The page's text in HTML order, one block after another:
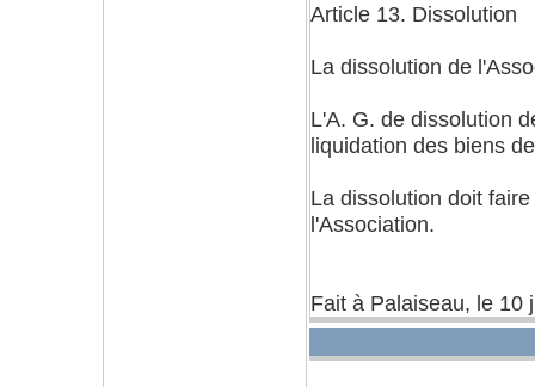
Article 13. Dissolution
La dissolution de
L'A. G. de dissolution
liquidation des biens
La dissolution doit
l'Association.
Fait à Palaiseau, le 10